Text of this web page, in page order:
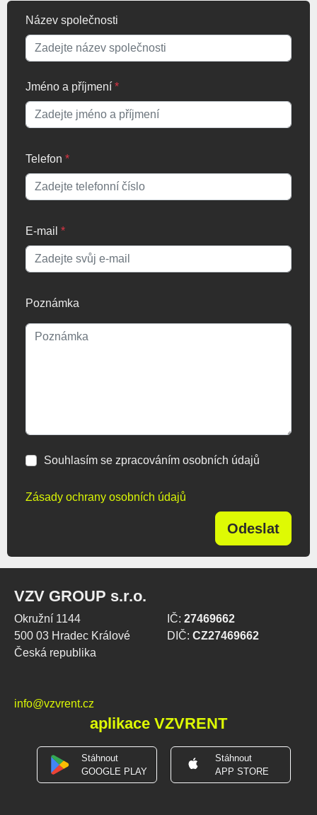
Název společnosti
Jméno a příjmení *
Telefon *
E-mail *
Poznámka
Souhlasím se zpracováním osobních údajů
Zásady ochrany osobních údajů
Odeslat
VZV GROUP s.r.o.
Okružní 1144
500 03 Hradec Králové
Česká republika
IČ: 27469662
DIČ: CZ27469662
info@vzvrent.cz
aplikace VZVRENT
Stáhnout
GOOGLE PLAY
Stáhnout
APP STORE